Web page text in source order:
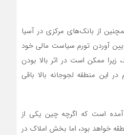
از بانک‌های مرکزی در آسیا
آوردن تورم سیاست مالی خود
زیرا ممکن است در اثر بالا بودن
این منطقه لجوجانه بالا باقی
است که اگرچه چین یکی از
خواهد بود، اما بخش املاک در